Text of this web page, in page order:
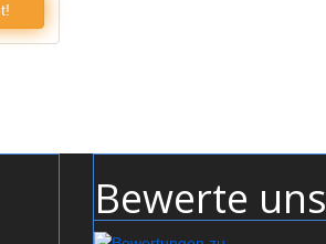
Bewerte uns